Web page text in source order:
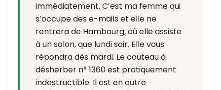
immédiatement. C’est ma femme qui
s’occupe des e-mails et elle ne
rentrera de Hambourg, où elle assiste
à un salon, que lundi soir. Elle vous
répondra dès mardi. Le couteau à
désherber n° 1360 est pratiquement
indestructible. Il est en outre